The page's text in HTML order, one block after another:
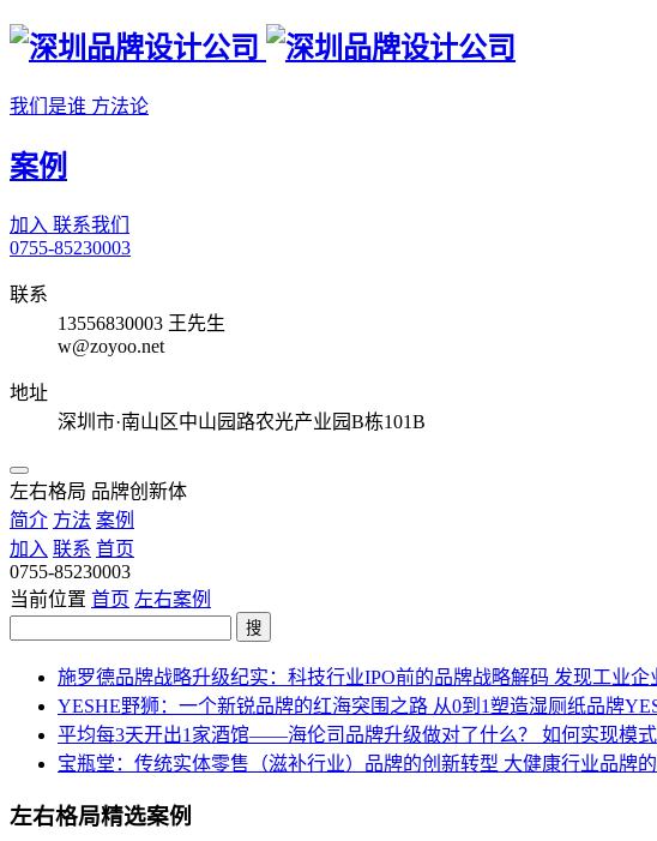
我们是谁 方法论
案例
加入 联系我们
0755-85230003
联系
13556830003 王先生
w@zoyoo.net
地址
深圳市·南山区中山园路农光产业园B栋101B
左右格局 品牌创新体
简介 方法 案例
加入 联系 首页
0755-85230003
当前位置 首页 左右案例
搜
施罗德品牌战略升级纪实：科技行业IPO前的品牌战略解码 发现工业企
YESHE野狮：一个新锐品牌的红海突围之路 从0到1塑造湿厕纸品牌
平均每3天开出1家酒馆——海伦司品牌升级做对了什么？ 如何实现模
宝瓶堂：传统实体零售（滋补行业）品牌的创新转型 大健康行业品牌
左右格局精选案例